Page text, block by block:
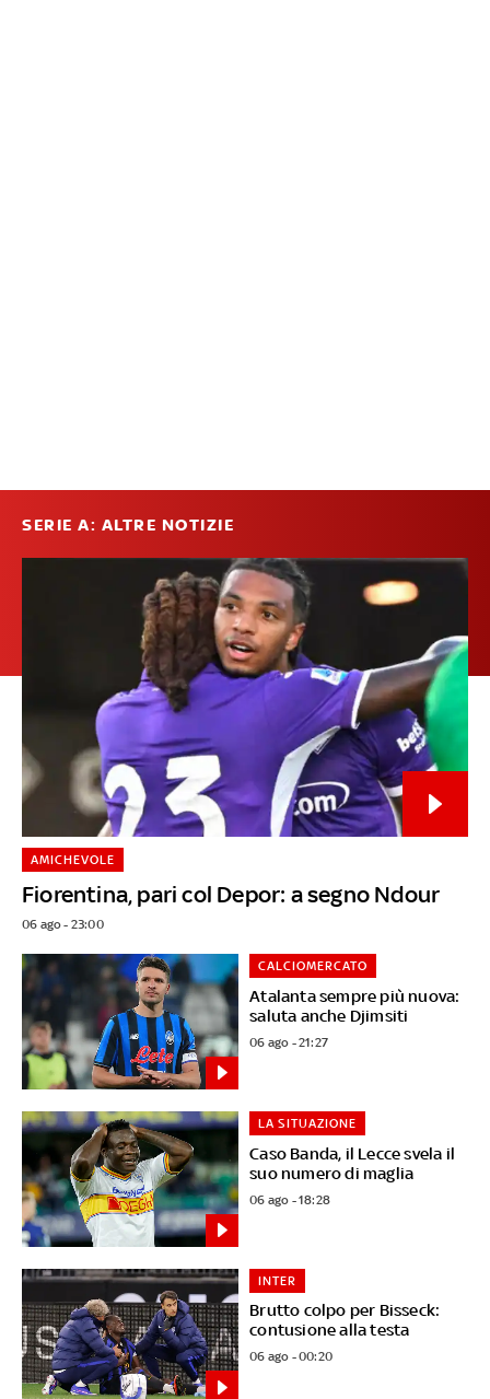
SERIE A: ALTRE NOTIZIE
Fiorentina, pari col Depor: a segno Ndour
AMICHEVOLE
06 ago - 23:00
Atalanta sempre più nuova:
saluta anche Djimsiti
CALCIOMERCATO
06 ago - 21:27
Caso Banda, il Lecce svela il
suo numero di maglia
LA SITUAZIONE
06 ago - 18:28
Brutto colpo per Bisseck:
contusione alla testa
INTER
06 ago - 00:20